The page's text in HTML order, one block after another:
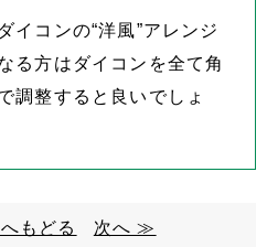
イコンの“洋風”アレンジ
る方はダイコンを全て角
調整すると良いでしょ
もどる 次へ ≫